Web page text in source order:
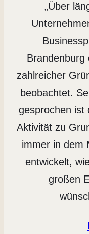
„Über
Brandenburg
zahlreicher
beobachtet.
gesprochen ist
Aktivität zu
immer in dem
entwickelt,
großen